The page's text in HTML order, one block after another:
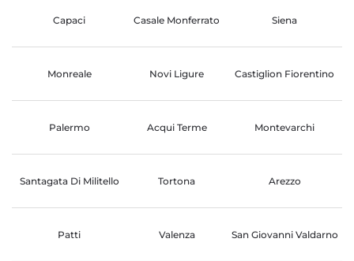
Capaci Casale Monferrato Siena
Monreale Novi Ligure Castiglion Fiorentino
Palermo Acqui Terme Montevarchi
Santagata Di Militello Tortona Arezzo
Patti Valenza San Giovanni Valdarno